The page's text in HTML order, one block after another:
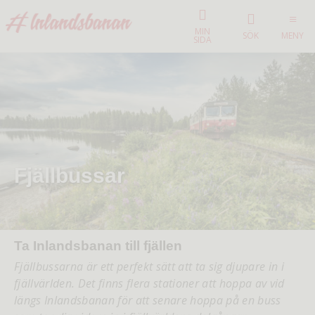
MIN
SIDA SÖK MENY
Fjällbussar
Ta Inlandsbanan till fjällen
Fjällbussarna är ett perfekt sätt att ta sig djupare in i
fjällvärlden. Det finns flera stationer att hoppa av vid
längs Inlandsbanan för att senare hoppa på en buss